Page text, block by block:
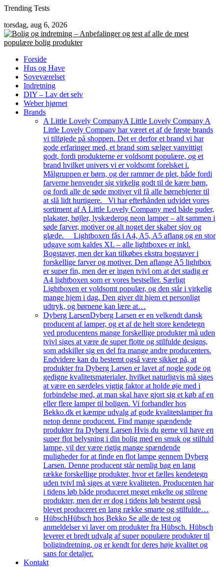
Skip
content
Trending Tests
torsdag, aug 6, 2026
Forside
Hus og Have
Soveværelset
Indretning
DIY – Lav det selv
Weber hjørnet
Brands
A Little Lovely CompanyA Little Lovely Company A
Little Lovely Company har været et af de første brands
vi tilføjede på shoppen. Det er derfor et brand vi har
gode erfaringer med, et brand som sælger vanvittigt
godt, fordi produkterne er voldsomt populære, og et
brand hvilket univers vi er voldsomt forelsket i.
Målgruppen er børn, og der rammer de plet, både fordi
farverne henvender sig virkelig godt til de kære børn,
og fordi alle de søde motiver vil få alle børnehjerter til
at slå lidt hurtigere. Vi har efterhånden udvidet vores
sortiment af A Little Lovely Company med både puder,
plakater, bøjler, lyskæderog neon lamper – alt sammen i
søde farver, motiver og alt noget der skaber sjov og
glæde. Lightboxen fås i A4, A5, A5 aflang og en stor
udgave som kaldes XL – alle lightboxes er inkl.
Bogstaver, men der kan tilkøbes ekstra bogstaver i
forskellige farver og motiver. Den aflange A5 lightbox
er super fin, men der er ingen tvivl om at det stadig er
A4 lightboxen som er vores bestseller. Særligt
Lightboxen er voldsomt populær, og den står i virkelig
mange hjem i dag. Den giver dit hjem et personligt
udtryk, og børnene kan lære at…
Dyberg LarsenDyberg Larsen er en velkendt dansk
producent af lamper, og et af de helt store kendetegn
ved producentens mange forskellige produkter må uden
tvivl siges at være de super flotte og stilfulde designs,
som adskiller sig en del fra mange andre producenters.
Endvidere kan du bestemt også være sikker på, at
produkter fra Dyberg Larsen er lavet af nogle gode og
gedigne kvalitetsmaterialer, hvilket naturligvis må siges
at være en særdeles vigtig faktor at holde øje med i
forbindelse med, at man skal have gjort sig et køb af en
eller flere lamper til boligen. Vi forhandler hos
Bekko.dk et kæmpe udvalg af gode kvalitetslamper fra
netop denne producent. Find mange spændende
produkter fra Dyberg Larsen Hvis du gerne vil have en
super flot belysning i din bolig med en smuk og stilfuld
lampe, vil der være rigtig mange spændende
muligheder for at finde en flot lampe gennem Dyberg
Larsen. Denne producent står nemlig bag en lang
række forskellige produkter, hvor et fælles kendetegn
uden tvivl må siges at være kvaliteten. Producenten har
i tidens løb både produceret meget enkelte og stilrene
produkter, men der er dog i tidens løb bestemt også
blevet produceret en lang række smarte og stilfulde…
HübschHübsch hos Bekko Se alle de test og
anmeldelser vi laver om produkter fra Hübsch. Hübsch
leverer et bredt udvalg af super populære produkter til
boligindretning, og er kendt for deres høje kvalitet og
sans for detaljer.
Kontakt